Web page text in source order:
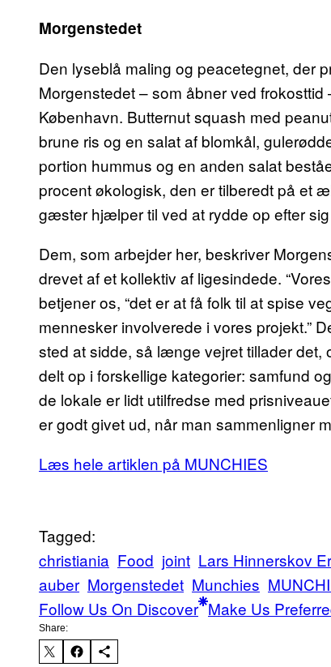
Morgenstedet
Den lyseblå maling og peacetegnet, der
Morgenstedet – som åbner ved
København. Butternut squash med
brune ris og en salat af blomkål,
portion hummus og en anden salat
procent økologisk, den er tilberedt på et
gæster hjælper til ved at rydde op efter
Dem, som arbejder her, beskriver
drevet af et kollektiv af ligesindede.
betjener os, “det er at få folk til at spise
mennesker involverede i vores projekt.”
sted at sidde, så længe vejret tillader det,
delt op i forskellige kategorier: samfund
de lokale er lidt utilfredse med
er godt givet ud, når man sammenligner
Læs hele artiklen på MUNCHIES
Tagged:
christiania Food joint Lars Hinnerskov
auber Morgenstedet Munchies
Follow Us On Discover Make Us
Share: